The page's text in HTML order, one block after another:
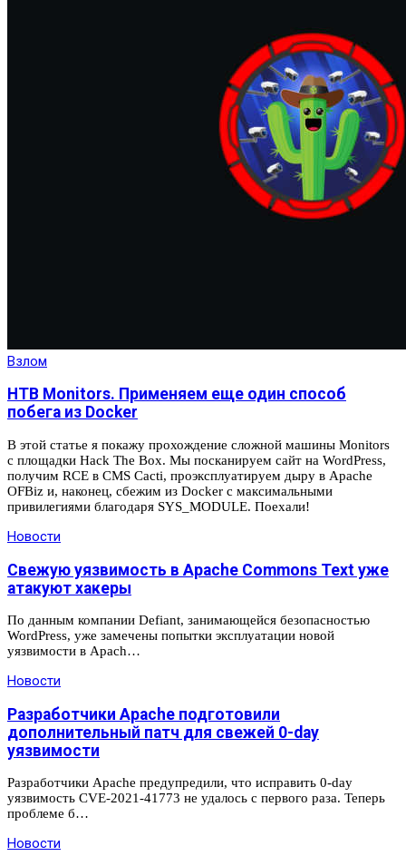
Взлом
HTB Monitors. Применяем еще один способ
побега из Docker
В этой статье я покажу прохождение сложной машины Monitors
с площадки Hack The Box. Мы посканируем сайт на WordPress,
получим RCE в CMS Cacti, проэксплуатируем дыру в Apache
OFBiz и, наконец, сбежим из Docker с максимальными
привилегиями благодаря SYS_MODULE. Поехали!
Новости
Свежую уязвимость в Apache Commons Text уже
атакуют хакеры
По данным компании Defiant, занимающейся безопасностью
WordPress, уже замечены попытки эксплуатации новой
уязвимости в Apach…
Новости
Разработчики Apache подготовили
дополнительный патч для свежей 0-day
уязвимости
Разработчики Apache предупредили, что исправить 0-day
уязвимость CVE-2021-41773 не удалось с первого раза. Теперь
проблеме б…
Новости